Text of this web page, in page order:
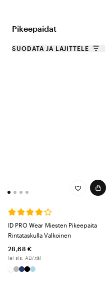
Pikeepaidat
SUODATA JA LAJITTELE
ID PRO Wear Miesten Pikeepaita
Rintataskulla Valkoinen
28,68 €
(ei sis. ALV:tä)